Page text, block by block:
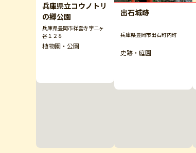
兵庫県立コウノトリ
の郷公園
兵庫県豊岡市祥雲寺字二ヶ
谷１２８
植物園・公園
出石城跡
兵庫県豊岡市出石町内町
史跡・庭園